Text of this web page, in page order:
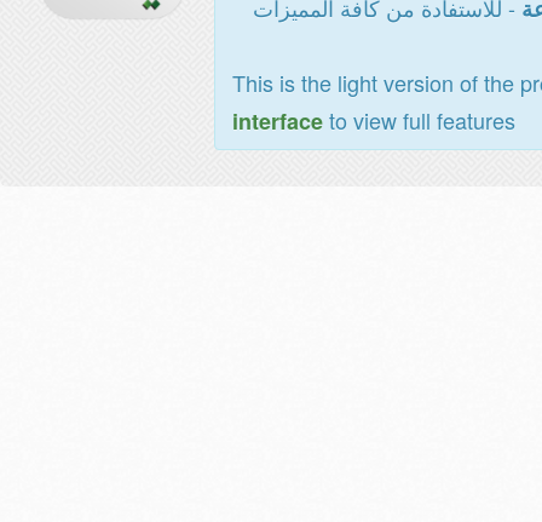
- للاستفادة من كافة المميزات
This is the light version of the
interfaceto view full features